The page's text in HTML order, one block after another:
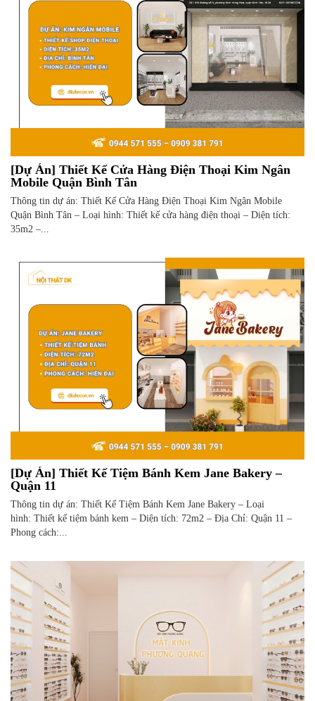
[Dự Án] Thiết Kế Cửa Hàng Điện Thoại Kim Ngân
Mobile Quận Bình Tân
Thông tin dự án: Thiết Kế Cửa Hàng Điện Thoại Kim Ngân Mobile
Quận Bình Tân – Loại hình: Thiết kế cửa hàng điện thoại – Diện tích:
35m2 –...
[Dự Án] Thiết Kế Tiệm Bánh Kem Jane Bakery –
Quận 11
Thông tin dự án: Thiết Kế Tiệm Bánh Kem Jane Bakery – Loại
hình: Thiết kế tiệm bánh kem – Diện tích: 72m2 – Địa Chỉ: Quận 11 –
Phong cách:...